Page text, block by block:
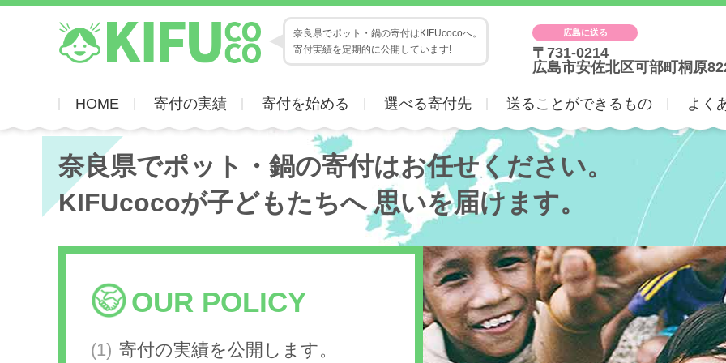
奈良県でポット・鍋の寄付はKIFUcocoへ。
寄付実績を定期的に公開しています!
広島に送る
〒731-0214
広島市安佐北区可部町桐原
HOME 寄付の実績 寄付を始める 選べる寄付先 送ることができるもの よく
奈良県でポット・鍋の寄付はお任せください。
KIFUcocoが子どもたちへ思いを届けます。
OUR POLICY
寄付の実績を公開します。